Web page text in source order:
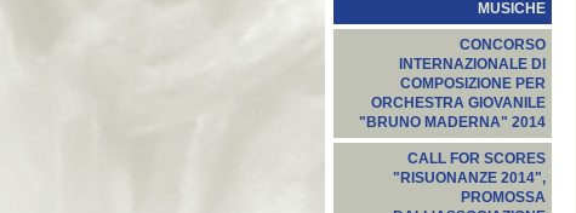
MUSICHE
CONCORSO
INTERNAZIONALE DI
COMPOSIZIONE PER
ORCHESTRA GIOVANILE
"BRUNO MADERNA" 2014
CALL FOR SCORES
"RISUONANZE 2014",
PROMOSSA